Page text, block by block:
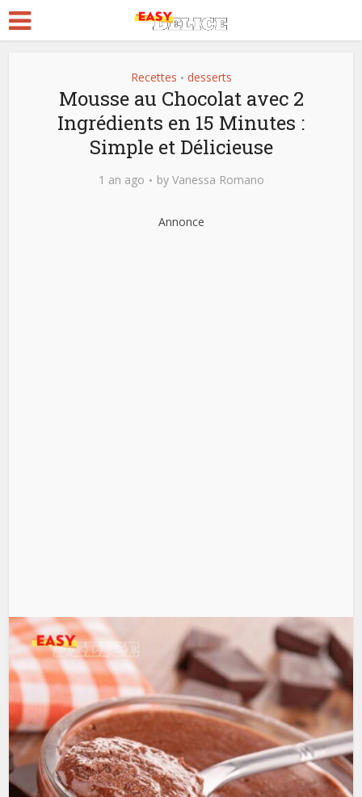
Recettes • desserts
Mousse au Chocolat avec 2
Ingrédients en 15 Minutes :
Simple et Délicieuse
1 an ago by Vanessa Romano
Annonce